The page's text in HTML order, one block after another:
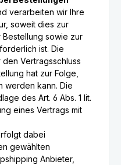
verarbeiten wir Ihre
soweit dies zur
Bestellung sowie zur
ist. Die
Vertragsschluss
hat zur Folge,
werden kann. Die
des Art. 6 Abs. 1 lit.
eines Vertrags mit
dabei
gewählten
Anbieter,